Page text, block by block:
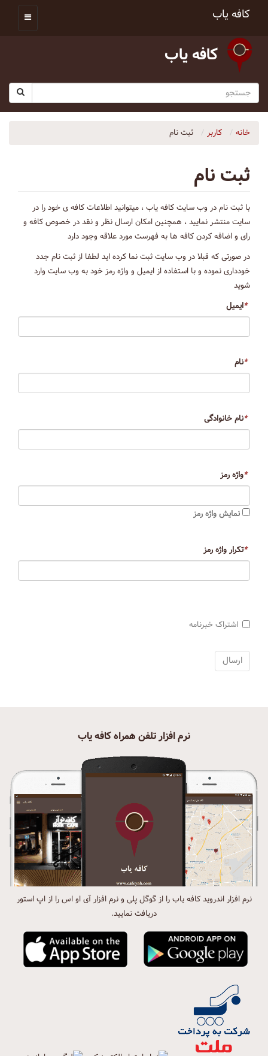
کافه یاب
کافه یاب
خانه کاربر ثبت نام
ثبت نام
با ثبت نام در وب سایت کافه یاب ، میتوانید اطلاعات کافه ی خود را در
سایت منتشر نمایید ، همچنین امکان ارسال نظر و نقد در خصوص کافه و
رای و اضافه کردن کافه ها به فهرست مورد علاقه وجود دارد
در صورتی که قبلا در وب سایت ثبت نما کرده اید لطفا از ثبت نام جدد
خودداری نموده و با استفاده از ایمیل و واژه رمز خود به وب سایت وارد
شوید
*ایمیل
*نام
*نام خانوادگی
*واژه رمز
نمایش واژه رمز
*تکرار واژه رمز
اشتراک خبرنامه
نرم افزار تلفن همراه کافه یاب
نرم افزار اندروید کافه یاب را از گوگل پلی و نرم افزار آی او اس را از اپ استور
دریافت نمایید.